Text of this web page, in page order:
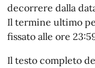
decorrere dalla
Il termine ultimo
fissato alle ore
Il testo completo